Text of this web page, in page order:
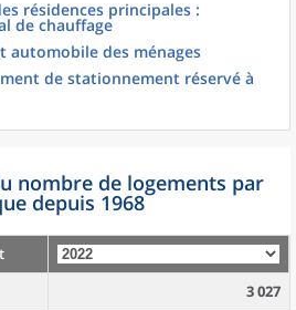
résidences principales :
de chauffage
automobile des ménages
de stationnement réservé à
nombre de logements par
depuis 1968
3 027